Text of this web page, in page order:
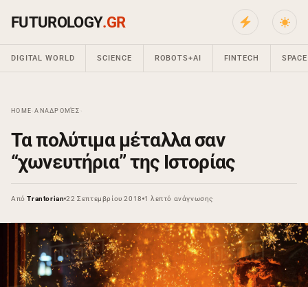
FUTUROLOGY.GR
DIGITAL WORLD SCIENCE ROBOTS+AI FINTECH SPACE
HOME ›ΑΝΑΔΡΟΜΈΣ
Τα πολύτιμα μέταλλα σαν
“χωνευτήρια” της Ιστορίας
ΑπόTrantorian 22 Σεπτεμβρίου 2018 1 λεπτό ανάγνωσης